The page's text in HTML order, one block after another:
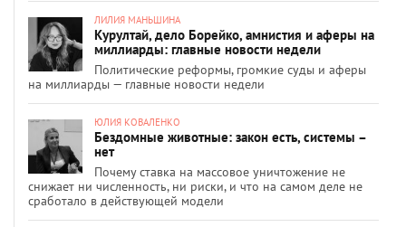
ЛИЛИЯ МАНЬШИНА
Курултай, дело Борейко, амнистия и аферы на
миллиарды: главные новости недели
Политические реформы, громкие суды и аферы
на миллиарды — главные новости недели
ЮЛИЯ КОВАЛЕНКО
Бездомные животные: закон есть, системы –
нет
Почему ставка на массовое уничтожение не
снижает ни численность, ни риски, и что на самом деле не
сработало в действующей модели